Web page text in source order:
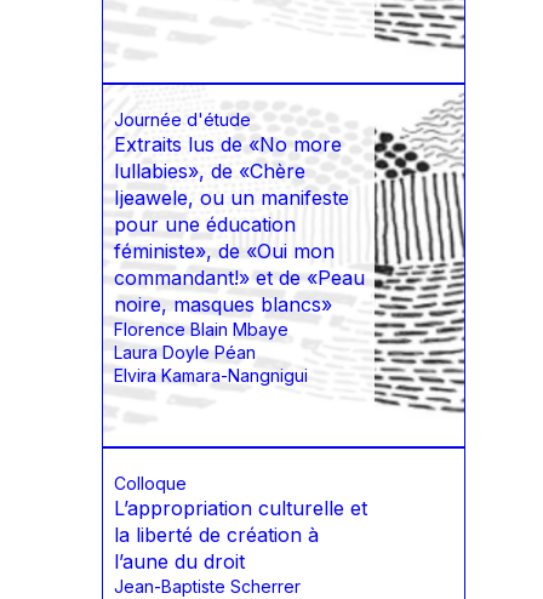
Journée d'étude
Extraits lus de «No more
lullabies», de «Chère
Ijeawele, ou un manifeste
pour une éducation
féministe», de «Oui mon
commandant!» et de «Peau
noire, masques blancs»
Florence Blain Mbaye
Laura Doyle Péan
Elvira Kamara-Nangnigui
Colloque
L’appropriation culturelle et
la liberté de création à
l’aune du droit
Jean-Baptiste Scherrer